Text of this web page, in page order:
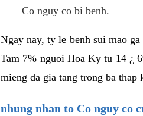
Co nguy co bi benh.
Ngay nay, ty le benh sui mao
Tam 7% nguoi Hoa Ky tu 14 ¿
mieng da gia tang trong ba
nhung nhan to Co nguy co